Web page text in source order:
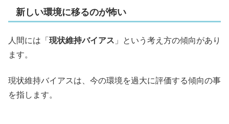
新しい環境に移るのが怖い
人間には「 現状維持バイアス 」という考え方の傾向があり
ます。
現状維持バイアスは、今の環境を過大に評価する傾向の事
を指します。